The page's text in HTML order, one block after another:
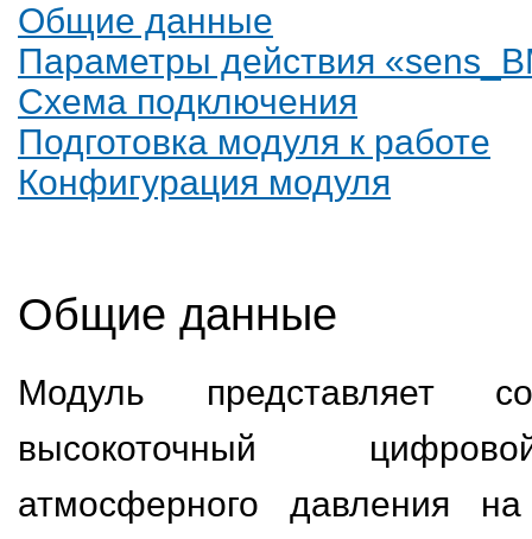
Общие данные
Параметры действия
Схема подключения
Подготовка модуля к работе
Конфигурация модуля
Общие данные
Модуль представляет
высокоточный
атмосферного давления